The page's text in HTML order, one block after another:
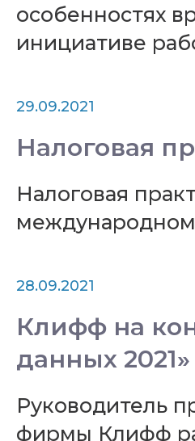
особенностях
инициативе
29.09.2021
Налоговая
Налоговая
28.09.2021
Клифф на
данных 2021»
Руководитель
фирмы Клифф